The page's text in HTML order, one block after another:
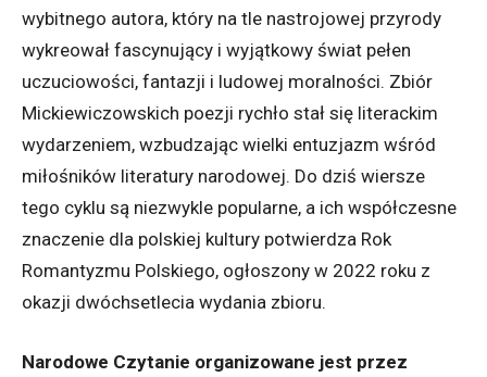
wybitnego autora, który na tle nastrojowej przyrody
wykreował fascynujący i wyjątkowy świat pełen
uczuciowości, fantazji i ludowej moralności. Zbiór
Mickiewiczowskich poezji rychło stał się literackim
wydarzeniem, wzbudzając wielki entuzjazm wśród
miłośników literatury narodowej. Do dziś wiersze
tego cyklu są niezwykle popularne, a ich współczesne
znaczenie dla polskiej kultury potwierdza Rok
Romantyzmu Polskiego, ogłoszony w 2022 roku z
okazji dwóchsetlecia wydania zbioru.
Narodowe Czytanie organizowane jest przez